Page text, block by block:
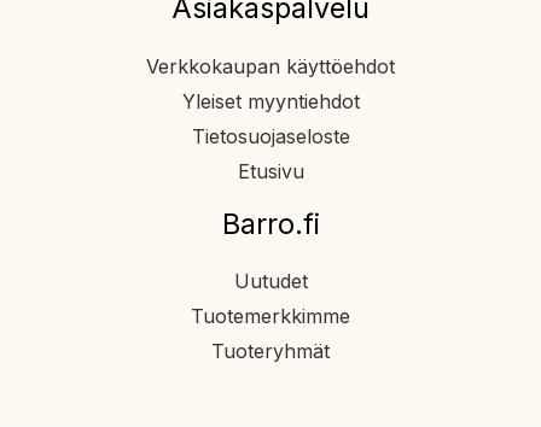
Asiakaspalvelu
Verkkokaupan käyttöehdot
Yleiset myyntiehdot
Tietosuojaseloste
Etusivu
Barro.fi
Uutudet
Tuotemerkkimme
Tuoteryhmät